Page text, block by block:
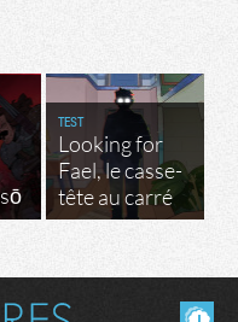
TEST
Looking for
Fael, le casse-
tête au carré
lus.